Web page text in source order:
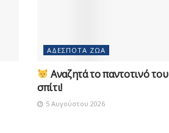
ΑΔΈΣΠΟΤΑ ΖΏΑ
Αναζητά το παντοτινό του
σπίτι!
5 Αυγούστου 2026